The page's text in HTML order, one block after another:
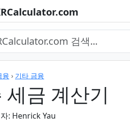
융 › 기타 금융
세금 계산기
: Henrick Yau
기